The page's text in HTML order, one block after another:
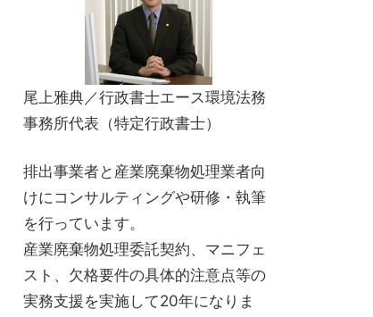
尾上雅典／行政書士エース環境法務
事務所代表（特定行政書士）
排出事業者と産業廃棄物処理業者向
けにコンサルティングや研修・執筆
を行っています。
産業廃棄物処理委託契約、マニフェ
スト、欠格要件の具体的注意点等の
実務支援を実施して20年になりま